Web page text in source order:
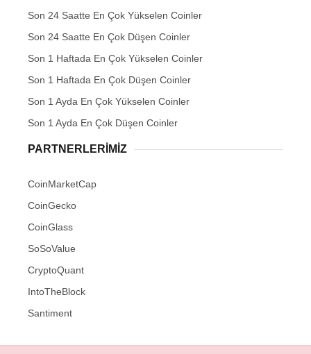
Son 24 Saatte En Çok Yükselen Coinler
Son 24 Saatte En Çok Düşen Coinler
Son 1 Haftada En Çok Yükselen Coinler
Son 1 Haftada En Çok Düşen Coinler
Son 1 Ayda En Çok Yükselen Coinler
Son 1 Ayda En Çok Düşen Coinler
PARTNERLERIMIZ
CoinMarketCap
CoinGecko
CoinGlass
SoSoValue
CryptoQuant
IntoTheBlock
Santiment